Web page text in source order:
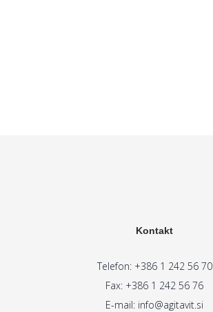
Kontakt
Telefon: +386 1 242 56 70
Fax: +386 1 242 56 76
E-mail: info@agitavit.si